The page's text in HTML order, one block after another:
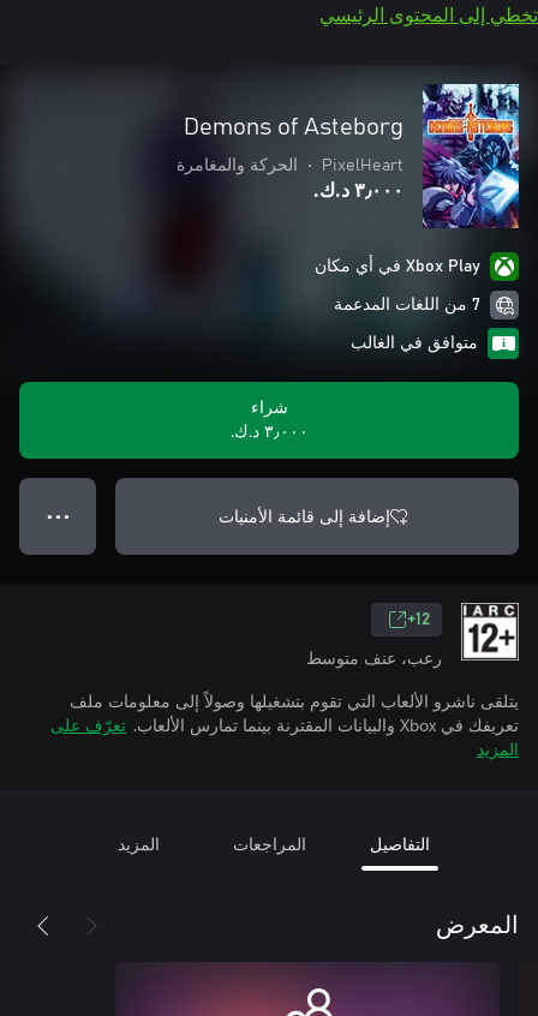
تخطي إلى المحتوى الرئيسي
Demons of Asteborg
PixelHeart
• الحركة والمغامرة
٣٫٠٠٠ د.ك.‏
Xbox Play في أي مكان
7 من اللغات المدعمة
متوافق في الغالب
شراء
٣٫٠٠٠ د.ك.‏
إضافة إلى قائمة الأمنيات ● ● ●
12+
رعب، عنف متوسط
يتلقى ناشرو الألعاب التي تقوم بتشغيلها وصولاً إلى معلومات ملف
تعريفك في Xbox والبيانات المقترنة بينما تمارس الألعاب.
تعرّف على
المزيد
التفاصيل المراجعات المزيد
المعرض